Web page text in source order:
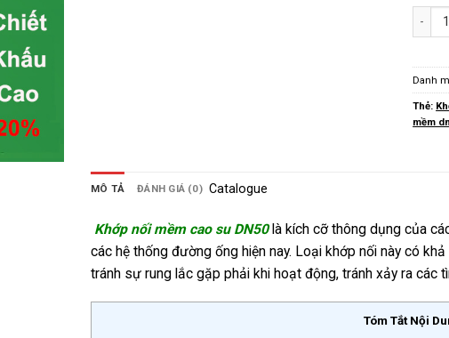
Khớp
Danh
Thẻ:
mềm
MÔ TẢ ĐÁNH GIÁ (0) Catalogue
Khớp nối mềm cao su DN50là kích cỡ thông dụng của
các hệ thống đường ống hiện nay. Loại khớp nối này có
tránh sự rung lắc gặp phải khi hoạt động, tránh xảy ra các
Tóm Tắt Nội